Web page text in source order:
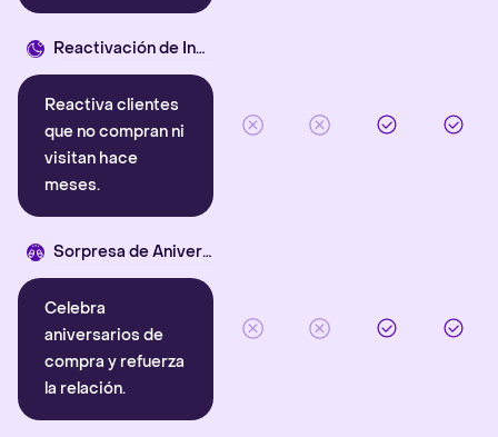
Reactivación de Inactivos
Reactiva clientes
que no compran ni
visitan hace
meses.
Sorpresa de Aniversario
Celebra
aniversarios de
compra y refuerza
la relación.